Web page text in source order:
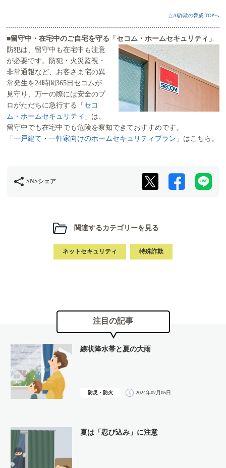
△AI詐欺の脅威 TOPへ
■留守中・在宅中のご自宅を守る「セコム・ホームセキュリティ」
防犯は、留守中も在宅中も注意
が必要です。防犯・火災監視・
非常通報など、お客さま宅の異
常発生を24時間365日セコムが
見守り、万一の際には安全のプ
ロがただちに急行する「 セコ
ム・ホームセキュリティ 」は、
留守中でも在宅中でも危険を察知できておすすめです。
「一戸建て・一軒家向けのホームセキュリティプラン 」はこちら。
SNSシェア
関連するカテゴリーを見る
ネットセキュリティ 特殊詐欺
注目の記事
防災・防火 2024年07月05日
線状降水帯と夏の大雨
夏は「忍び込み」に注意